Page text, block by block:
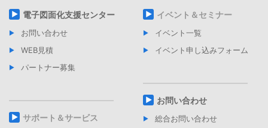
電子図面化支援センター
お問い合わせ
WEB見積
パートナー募集
サポート＆サービス
イベント＆セミナー
イベント一覧
イベント申し込みフォーム
お問い合わせ
総合お問い合わせ